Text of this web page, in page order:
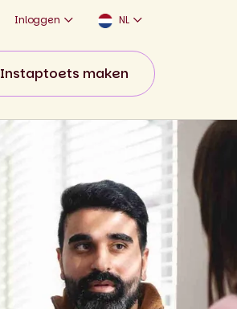
Inloggen NL
Instaptoets maken